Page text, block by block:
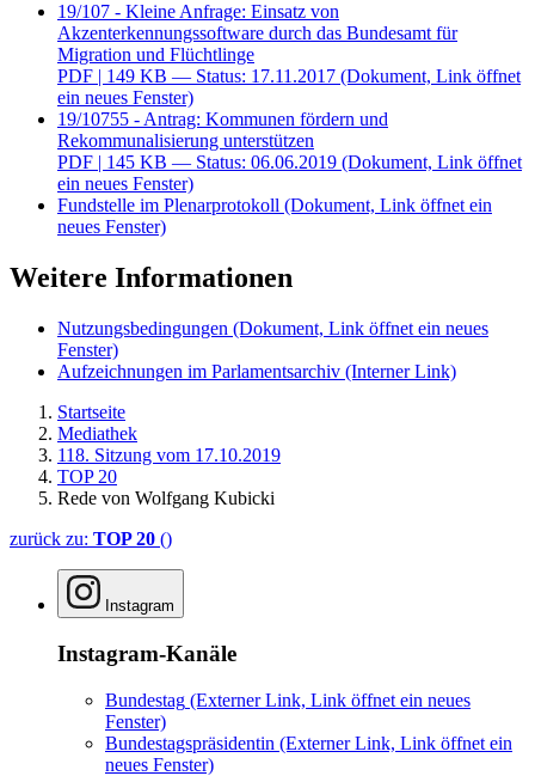
19/107 - Kleine Anfrage: Einsatz von
Akzenterkennungssoftware durch das Bundesamt für
Migration und Flüchtlinge
PDF | 149 KB — Status: 17.11.2017 (Dokument, Link öffnet
ein neues Fenster)
19/10755 - Antrag: Kommunen fördern und
Rekommunalisierung unterstützen
PDF | 145 KB — Status: 06.06.2019 (Dokument, Link öffnet
ein neues Fenster)
Fundstelle im Plenarprotokoll (Dokument, Link öffnet ein
neues Fenster)
Weitere Informationen
Nutzungsbedingungen (Dokument, Link öffnet ein neues
Fenster)
Aufzeichnungen im Parlamentsarchiv (Interner Link)
Startseite
Mediathek
118. Sitzung vom 17.10.2019
TOP 20
Rede von Wolfgang Kubicki
zurück zu: TOP 20 ()
Instagram
Instagram-Kanäle
Bundestag (Externer Link, Link öffnet ein neues
Fenster)
Bundestagspräsidentin (Externer Link, Link öffnet ein
neues Fenster)